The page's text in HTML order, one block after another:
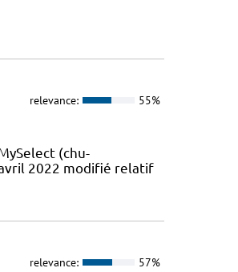
relevance: 55%
(chu-
2022 modifié relatif
relevance: 57%